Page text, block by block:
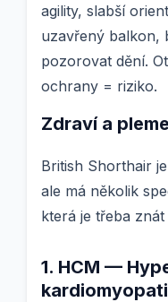
agility, slabší
uzavřený balkon,
pozorovat dění.
ochrany = riziko.
Zdraví a
British Shorthair je
ale má několik
která je třeba
1. HCM —